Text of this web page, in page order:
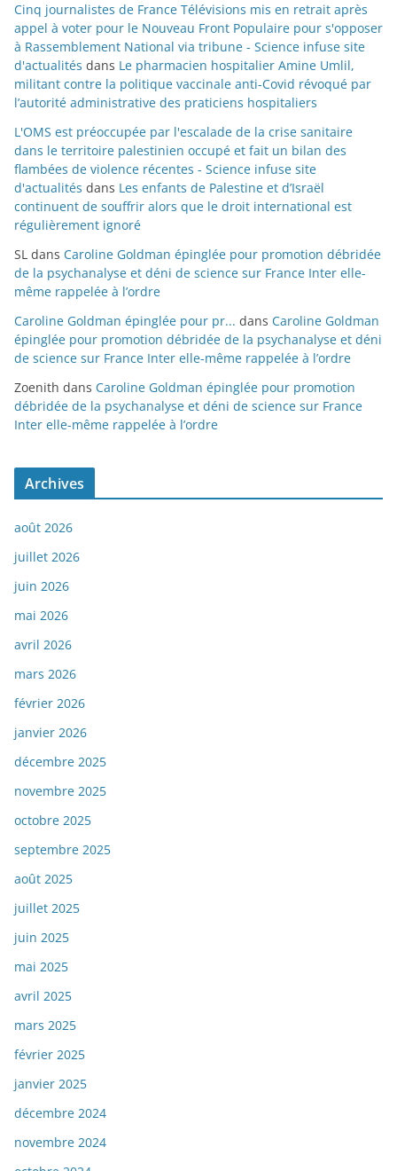
Cinq journalistes de France Télévisions mis en retrait après
appel à voter pour le Nouveau Front Populaire pour s'opposer
à Rassemblement National via tribune - Science infuse site
d'actualités dans Le pharmacien hospitalier Amine Umlil,
militant contre la politique vaccinale anti-Covid révoqué par
l’autorité administrative des praticiens hospitaliers
L'OMS est préoccupée par l'escalade de la crise sanitaire
dans le territoire palestinien occupé et fait un bilan des
flambées de violence récentes - Science infuse site
d'actualités dans Les enfants de Palestine et d’Israël
continuent de souffrir alors que le droit international est
régulièrement ignoré
SL dans Caroline Goldman épinglée pour promotion débridée
de la psychanalyse et déni de science sur France Inter elle-
même rappelée à l’ordre
Caroline Goldman épinglée pour pr... dans Caroline Goldman
épinglée pour promotion débridée de la psychanalyse et déni
de science sur France Inter elle-même rappelée à l’ordre
Zoenith dans Caroline Goldman épinglée pour promotion
débridée de la psychanalyse et déni de science sur France
Inter elle-même rappelée à l’ordre
Archives
août 2026
juillet 2026
juin 2026
mai 2026
avril 2026
mars 2026
février 2026
janvier 2026
décembre 2025
novembre 2025
octobre 2025
septembre 2025
août 2025
juillet 2025
juin 2025
mai 2025
avril 2025
mars 2025
février 2025
janvier 2025
décembre 2024
novembre 2024